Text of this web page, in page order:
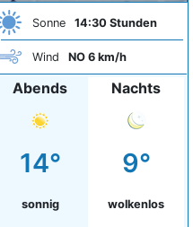
Sonne 14:30 Stunden
Wind NO 6 km/h
Abends
14°
sonnig
Nachts
9°
wolkenlos